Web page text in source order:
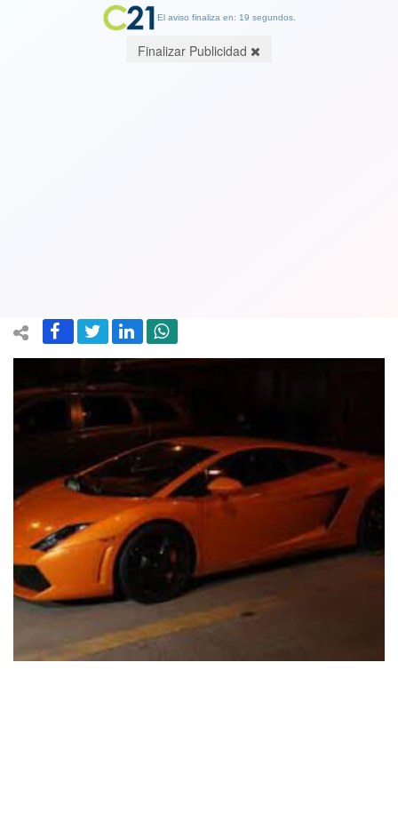
El aviso finaliza en: 19 segundos.
Finalizar Publicidad